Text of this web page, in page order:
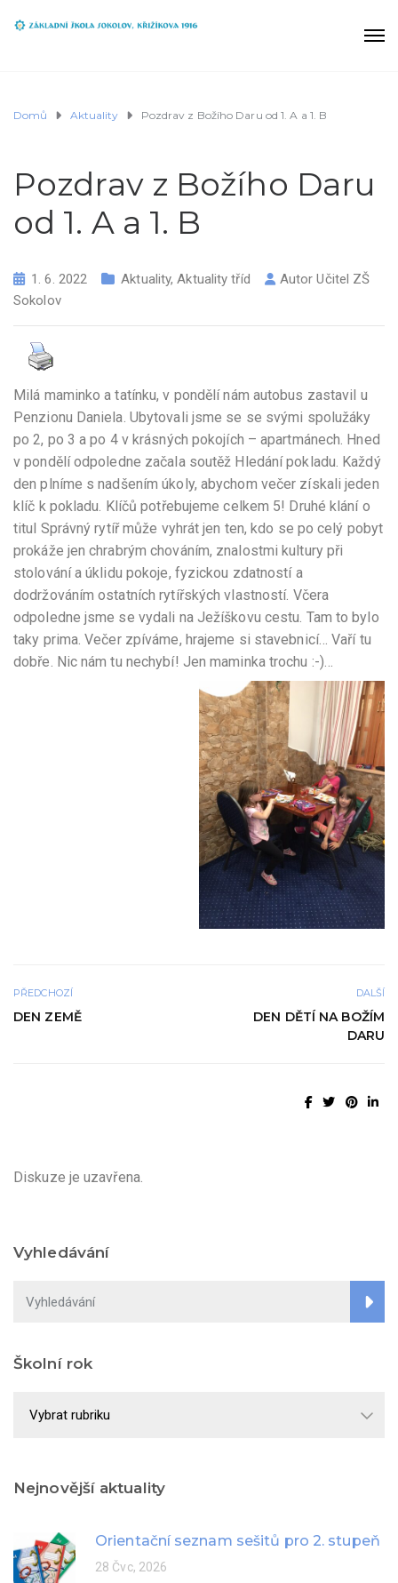
Domů Aktuality Pozdrav z Božího Daru od 1. A a 1. B
Pozdrav z Božího Daru
od 1. A a 1. B
1. 6. 2022 Aktuality,Aktuality tříd AutorUčitel ZŠ
Sokolov
Milá maminko a tatínku, v pondělí nám autobus zastavil u
Penzionu Daniela. Ubytovali jsme se se svými spolužáky
po 2, po 3 a po 4 v krásných pokojích – apartmánech. Hned
v pondělí odpoledne začala soutěž Hledání pokladu. Každý
den plníme s nadšením úkoly, abychom večer získali jeden
klíč k pokladu. Klíčů potřebujeme celkem 5! Druhé klání o
titul Správný rytíř může vyhrát jen ten, kdo se po celý pobyt
prokáže jen chrabrým chováním, znalostmi kultury při
stolování a úklidu pokoje, fyzickou zdatností a
dodržováním ostatních rytířských vlastností. Včera
odpoledne jsme se vydali na Ježíškovu cestu. Tam to bylo
taky prima. Večer zpíváme, hrajeme si stavebnicí… Vaří tu
dobře. Nic nám tu nechybí! Jen maminka trochu :-)…
PŘEDCHOZÍ
DEN ZEMĚ
DALŠÍ
DEN DĚTÍ NA BOŽÍM
DARU
Diskuze je uzavřena.
Vyhledávání
Školní rok
rok
Nejnovější aktuality
Orientační seznam sešitů pro 2. stupeň
28 Čvc, 2026